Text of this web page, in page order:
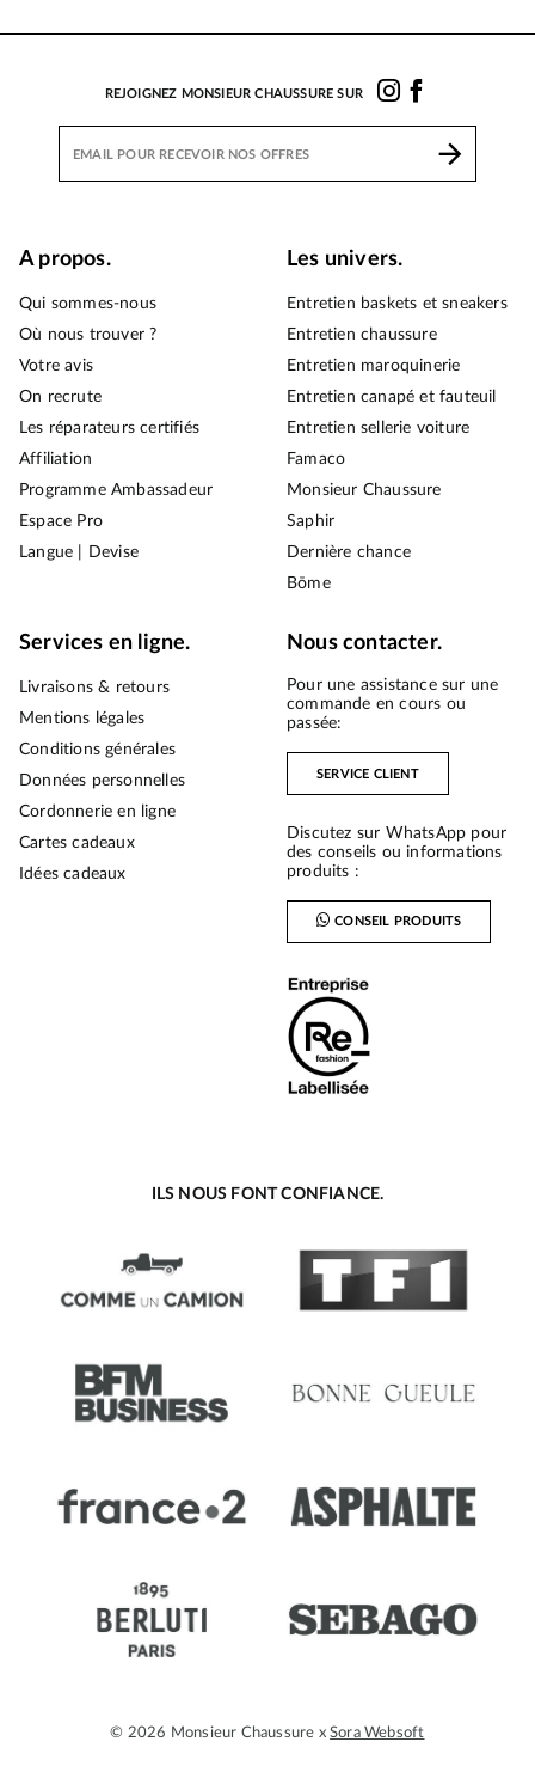
REJOIGNEZ MONSIEUR CHAUSSURE SUR
A propos.
Qui sommes-nous
Où nous trouver ?
Votre avis
On recrute
Les réparateurs certifiés
Affiliation
Programme Ambassadeur
Espace Pro
Langue | Devise
Les univers.
Entretien baskets et sneakers
Entretien chaussure
Entretien maroquinerie
Entretien canapé et fauteuil
Entretien sellerie voiture
Famaco
Monsieur Chaussure
Saphir
Dernière chance
Bōme
Services en ligne.
Livraisons & retours
Mentions légales
Conditions générales
Données personnelles
Cordonnerie en ligne
Cartes cadeaux
Idées cadeaux
Nous contacter.
Pour une assistance sur une
commande en cours ou
passée:
SERVICE CLIENT
Discutez sur WhatsApp pour
des conseils ou informations
produits :
CONSEIL PRODUITS
ILS NOUS FONT CONFIANCE.
© 2026 Monsieur Chaussure xSora Websoft